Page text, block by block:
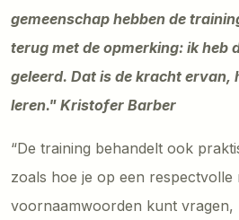
gemeenschap hebben de
terug met de opmerking: ik heb
geleerd. Dat is de kracht ervan,
leren." Kristofer Barber
“De training behandelt ook
zoals hoe je op een respectvolle
voornaamwoorden kunt vragen,